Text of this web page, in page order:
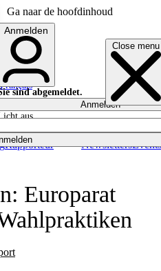
Ga naar de hoofdinhoud
Close menu
Rapporteur NewslettersEvents
English
Français
Anmelden
sind abgemeldet.
Anmelden
aus
Europarat